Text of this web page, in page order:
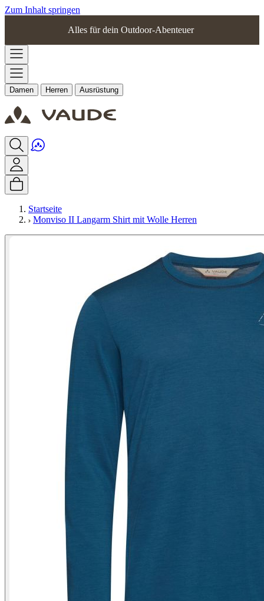
Zum Inhalt springen
Alles für dein Outdoor-Abenteuer
Damen Herren Ausrüstung
Startseite
Monviso II Langarm Shirt mit Wolle Herren